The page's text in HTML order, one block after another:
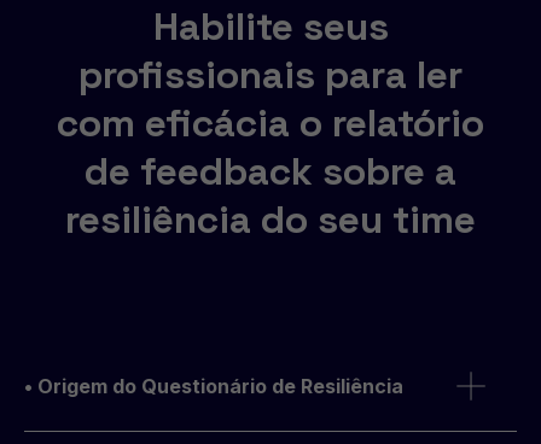
Habilite seus
profissionais para ler
com eficácia o relatório
de feedback sobre a
resiliência do seu time
• Origem do Questionário de Resiliência